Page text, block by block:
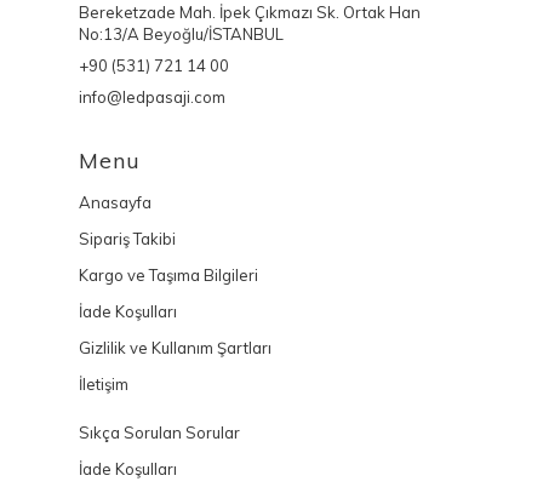
Bereketzade Mah. İpek Çıkmazı Sk. Ortak Han
No:13/A Beyoğlu/İSTANBUL
+90 (531) 721 14 00
info@ledpasaji.com
Menu
Anasayfa
Sipariş Takibi
Kargo ve Taşıma Bilgileri
İade Koşulları
Gizlilik ve Kullanım Şartları
İletişim
Sıkça Sorulan Sorular
İade Koşulları